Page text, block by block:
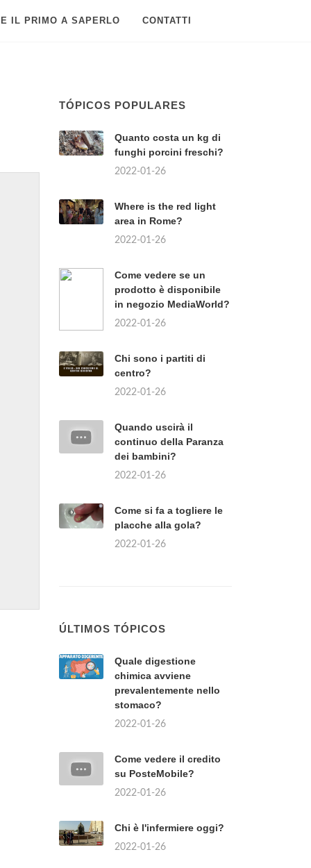
IL PRIMO A SAPERLO CONTATTI
TÓPICOS POPULARES
Quanto costa un kg di
funghi porcini freschi?
2022-01-26
Where is the red light
area in Rome?
2022-01-26
Come vedere se un
prodotto è disponibile
in negozio MediaWorld?
2022-01-26
Chi sono i partiti di
centro?
2022-01-26
Quando uscirà il
continuo della Paranza
dei bambini?
2022-01-26
Come si fa a togliere le
placche alla gola?
2022-01-26
ÚLTIMOS TÓPICOS
Quale digestione
chimica avviene
prevalentemente nello
stomaco?
2022-01-26
Come vedere il credito
su PosteMobile?
2022-01-26
Chi è l'infermiere oggi?
2022-01-26